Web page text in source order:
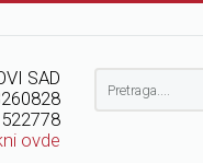
SAD
ovde